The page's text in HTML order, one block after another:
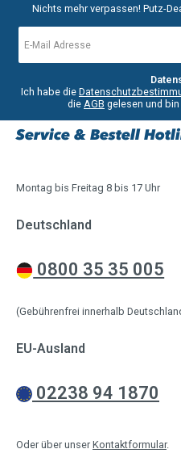
Nichts mehr verpassen! Putz-
Mail-
*
Ich habe die
die AGB gelesen und
Service & Bestell
Montag bis Freitag 8 bis 17 Uhr
Deutschland
0800 35 35 005
(Gebührenfrei innerhalb
EU-Ausland
02238 94 1870
Oder über unser Kontaktformular.